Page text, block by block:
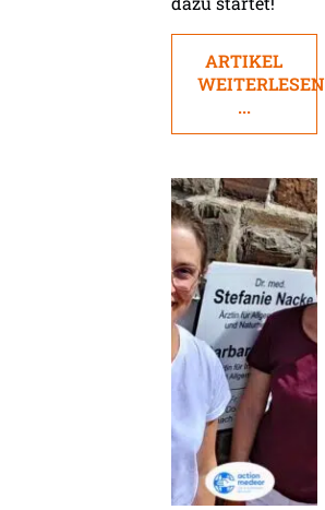
ARTIKEL
WEITERLESEN
...